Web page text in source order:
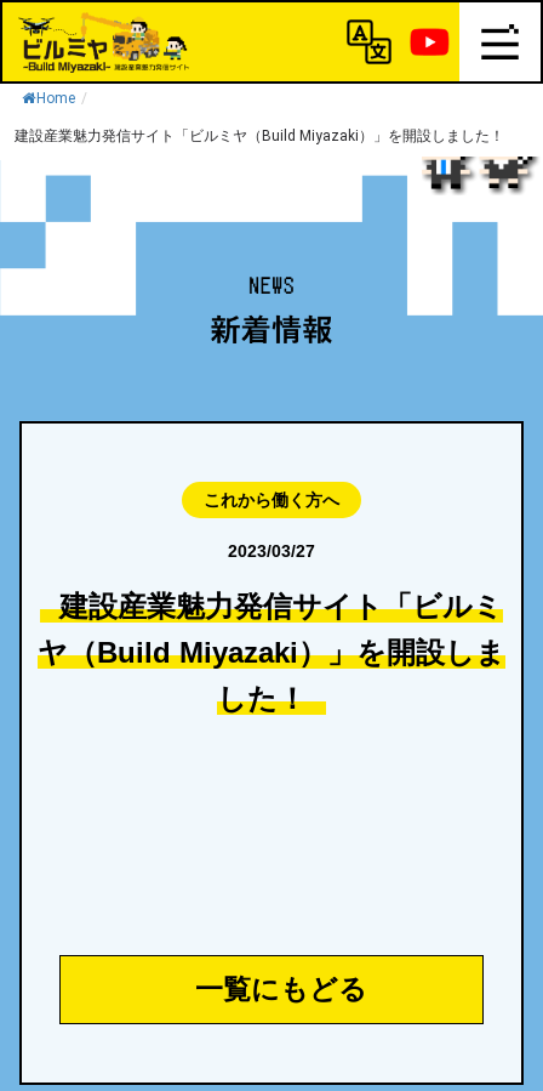
Home /
建設産業魅力発信サイト「ビルミヤ（Build Miyazaki）」を開設しました！
これから働く方へ
2023/03/27
建設産業魅力発信サイト「ビルミ
ヤ（Build Miyazaki）」を開設しま
した！
一覧にもどる